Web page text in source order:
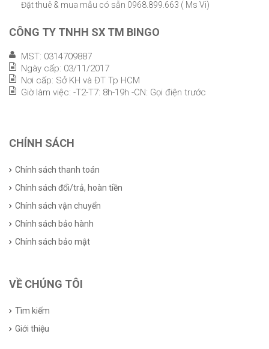
Đặt thuê & mua mẫu có sẵn 0968.899.663 ( Ms Vi)
CÔNG TY TNHH SX TM BINGO
MST: 0314709887
Ngày cấp: 03/11/2017
Nơi cấp: Sở KH và ĐT Tp HCM
Giờ làm việc: -T2-T7: 8h-19h -CN: Gọi điện trước
CHÍNH SÁCH
Chính sách thanh toán
Chính sách đổi/trả, hoàn tiền
Chính sách vận chuyển
Chính sách bảo hành
Chính sách bảo mật
VỀ CHÚNG TÔI
Tìm kiếm
Giới thiệu